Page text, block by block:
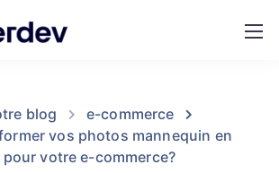
blog
e-commerce
vos photos mannequin en
votre e-commerce?